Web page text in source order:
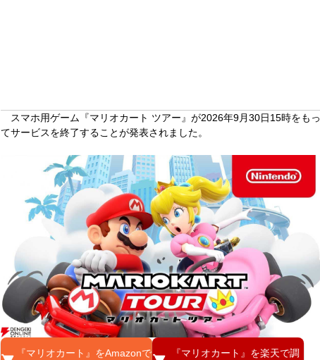
スマホ用ゲーム『マリオカート ツアー』が2026年9月30日15時をもっ
てサービスを終了することが発表されました。
『マリオカート』をAmazonで
『マリオカート』を楽天で調